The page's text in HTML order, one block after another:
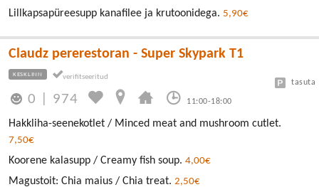
Lillkapsapüreesupp kanafilee ja krutoonidega. 5,90€
Claudz pererestoran - Super Skypark T1
KESKLINN
0 974 11:00-18:00
tasuta
Hakkliha-seenekotlet / Minced meat and mushroom cutlet.
7,50€
Koorene kalasupp / Creamy fish soup. 4,00€
Magustoit: Chia maius / Chia treat. 2,50€